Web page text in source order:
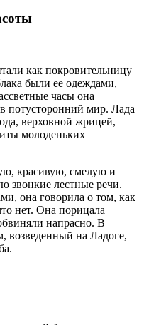
как покровительницу
были ее одеждами,
часы она
потусторонний мир. Лада
верховной жрицей,
молоденьких
красивую, смелую и
звонкие лестные речи.
она говорила о том, как
нет. Она порицала
напрасно. В
возведенный на Ладоге,